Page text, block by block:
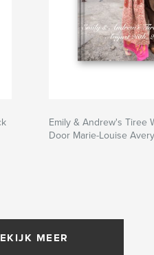
Emily & Andrew's Tiree
Door Marie-Louise Avery
MEER